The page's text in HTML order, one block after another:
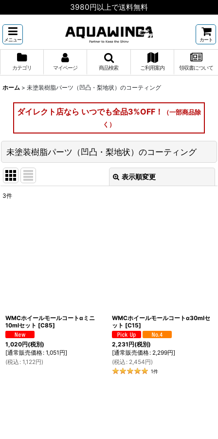
3980円以上で送料無料
メニュー カート
カテゴリ マイページ 商品検索 ご利用案内 領収書について
ホーム > 未塗装樹脂パーツ（凹凸・梨地状）のコーティング
ダイレクト店なら いつでも全品3%OFF！
（一部商品除
く）
未塗装樹脂パーツ（凹凸・梨地状）のコーティング
表示順変更
3件
WMCホイールモールコートαミニ
10mlセット [C85]
1,020円(税別)
[通常販売価格: 1,051 円]
(税込 : 1,122円)
WMCホイールモールコートα30mlセ
ット [C15]
2,231円(税別)
[通常販売価格: 2,299円]
(税込 : 2,454円)
1件